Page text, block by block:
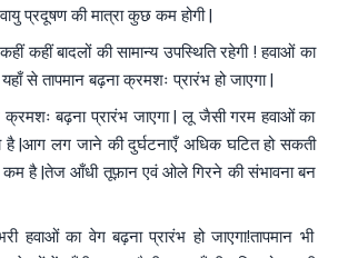
प्रदूषण की मात्रा कुछ कम होगी |
कहीं बादलों की सामान्य उपस्थिति रहेगी ! हवाओं का
से तापमान बढ़ना क्रमशः प्रारंभ हो जाएगा |
बढ़ना प्रारंभ जाएगा | लू जैसी गरम हवाओं का
है |आग लग जाने की दुर्घटनाएँ अधिक घटित हो सकती
कम है |तेज आँधी तूफ़ान एवं ओले गिरने की संभावना बन
का वेग बढ़ना प्रारंभ हो जाएगा!तापमान भी